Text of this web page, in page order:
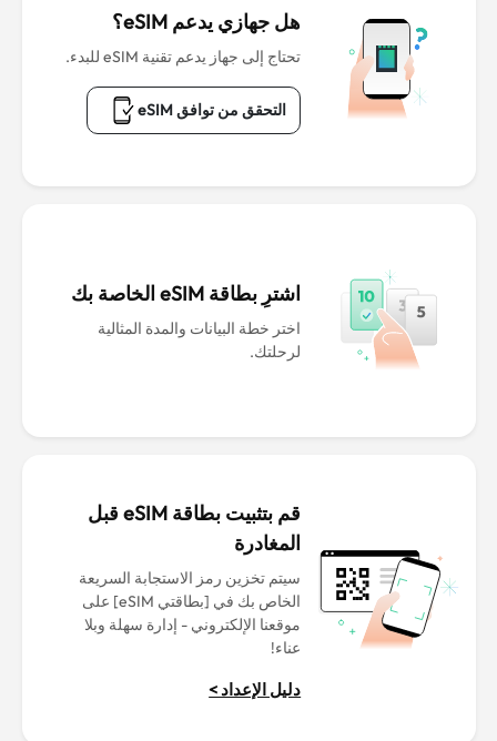
هل جهازي يدعم eSIM؟
تحتاج إلى جهاز يدعم تقنية eSIM للبدء.
التحقق من توافق eSIM
اشترِ بطاقة eSIM الخاصة بك
اختر خطة البيانات والمدة المثالية
لرحلتك.
قم بتثبيت بطاقة eSIM قبل
المغادرة
سيتم تخزين رمز الاستجابة السريعة
الخاص بك في [بطاقتي eSIM] على
موقعنا الإلكتروني - إدارة سهلة وبلا
عناء!
دليل الإعداد >